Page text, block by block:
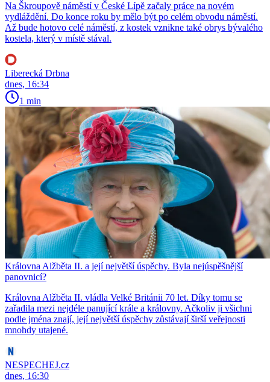
Na Škroupově náměstí v České Lípě začaly práce na novém
vydláždění. Do konce roku by mělo být po celém obvodu náměstí.
Až bude hotovo celé náměstí, z kostek vznikne také obrys bývalého
kostela, který v místě stával.
Liberecká Drbna
dnes, 16:34
1 min
Královna Alžběta II. a její největší úspěchy. Byla nejúspěšnější
panovnicí?
Královna Alžběta II. vládla Velké Británii 70 let. Díky tomu se
zařadila mezi nejdéle panující krále a královny. Ačkoliv ji všichni
podle jména znají, její největší úspěchy zůstávají širší veřejnosti
mnohdy utajené.
NESPECHEJ.cz
dnes, 16:30